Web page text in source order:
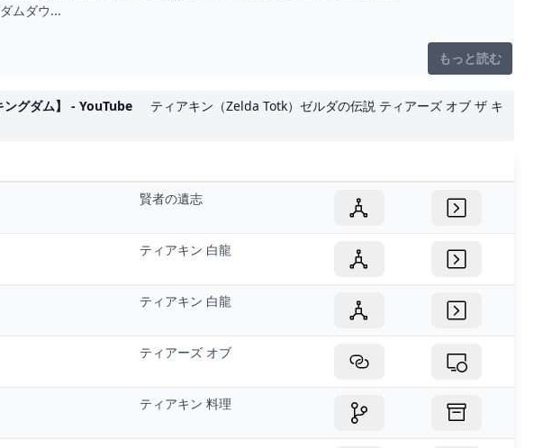
ムダウ...
もっと読む
ングダム】 - YouTube
ティアキン（Zelda Totk）ゼルダの伝説 ティアーズ オブ ザ キ
賢者の遺志
ティアキン 白龍
ティアキン 白龍
ティアーズ オブ
ティアキン 料理